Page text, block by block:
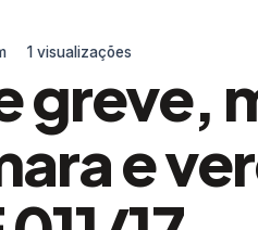
1 visualizações
greve,
e